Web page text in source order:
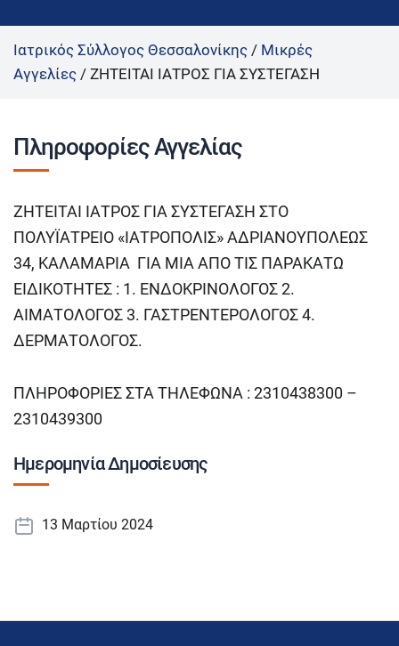
Ιατρικός Σύλλογος Θεσσαλονίκης / Μικρές
Αγγελίες / ΖΗΤΕΙΤΑΙ ΙΑΤΡΟΣ ΓΙΑ ΣΥΣΤΕΓΑΣΗ
Πληροφορίες Αγγελίας
ΖΗΤΕΙΤΑΙ ΙΑΤΡΟΣ ΓΙΑ ΣΥΣΤΕΓΑΣΗ ΣΤΟ
ΠΟΛΥΪΑΤΡΕΙΟ «ΙΑΤΡΟΠΟΛΙΣ» ΑΔΡΙΑΝΟΥΠΟΛΕΩΣ
34, ΚΑΛΑΜΑΡΙΑ ΓΙΑ ΜΙΑ ΑΠΟ ΤΙΣ ΠΑΡΑΚΑΤΩ
ΕΙΔΙΚΟΤΗΤΕΣ : 1. ΕΝΔΟΚΡΙΝΟΛΟΓΟΣ 2.
ΑΙΜΑΤΟΛΟΓΟΣ 3. ΓΑΣΤΡΕΝΤΕΡΟΛΟΓΟΣ 4.
ΔΕΡΜΑΤΟΛΟΓΟΣ.
ΠΛΗΡΟΦΟΡΙΕΣ ΣΤΑ ΤΗΛΕΦΩΝΑ : 2310438300 –
2310439300
Ημερομηνία Δημοσίευσης
13 Μαρτίου 2024